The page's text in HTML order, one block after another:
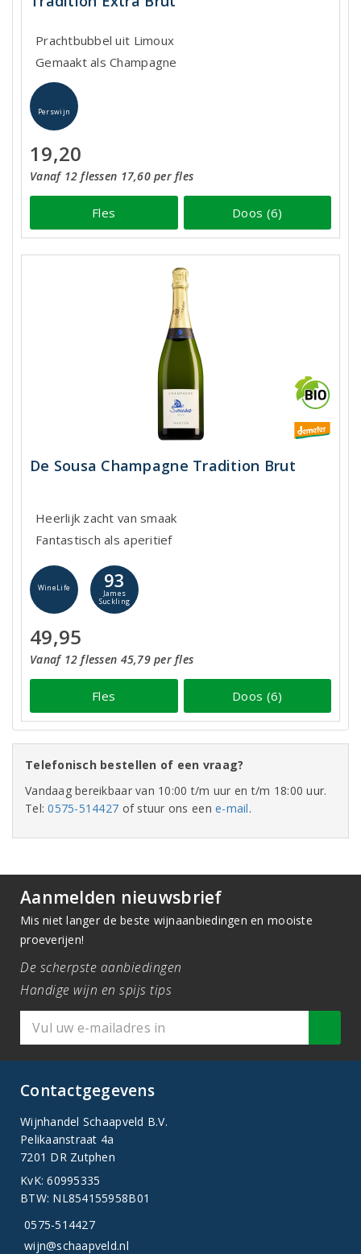
Prachtbubbel uit Limoux
Gemaakt als Champagne
Perswijn
19,20
Vanaf 12 flessen 17,60 per fles
Fles Doos (6)
De Sousa Champagne Tradition Brut
Heerlijk zacht van smaak
Fantastisch als aperitief
WineLife 93
James
Suckling
49,95
Vanaf 12 flessen 45,79 per fles
Fles Doos (6)
Telefonisch bestellen of een vraag?
Vandaag bereikbaar van 10:00 t/m uur en t/m 18:00 uur.
Tel:0575-514427 of stuur ons eene-mail.
Aanmelden nieuwsbrief
Mis niet langer de beste wijnaanbiedingen en mooiste
proeverijen!
De scherpste aanbiedingen
Handige wijn en spijs tips
Contactgegevens
Wijnhandel Schaapveld B.V.
Pelikaanstraat 4a
7201 DR Zutphen
KvK: 60995335
BTW: NL854155958B01
0575-514427
wijn@schaapveld.nl